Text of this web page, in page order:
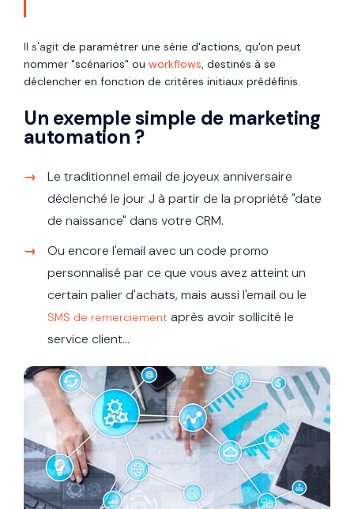
Il s'agit de paramétrer une série d'actions, qu'on peut
nommer "scénarios" ou workflows, destinés à se
déclencher en fonction de critères initiaux prédéfinis.
Un exemple simple de marketing
automation ?
Le traditionnel email de joyeux anniversaire
déclenché le jour J à partir de la propriété "date
de naissance" dans votre CRM.
Ou encore l'email avec un code promo
personnalisé par ce que vous avez atteint un
certain palier d'achats, mais aussi l'email ou le
SMS de remerciement après avoir sollicité le
service client...